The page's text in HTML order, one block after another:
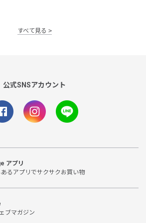
すべて見る
公式SNSアカウント
アプリ
るアプリでサクサクお買い物
ブマガジン